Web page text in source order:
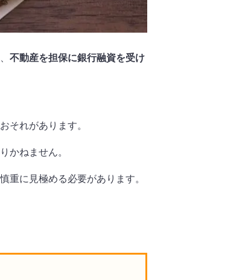
不動産を担保に銀行融資を受け
それがあります。
かねません。
重に見極める必要があります。